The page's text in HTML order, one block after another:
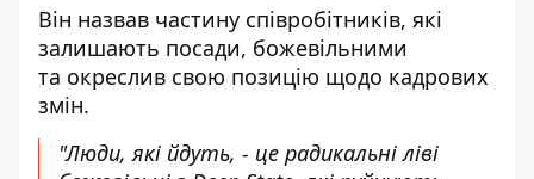
Він назвав частину співробітників, які
залишають посади, божевільними
та окреслив свою позицію щодо кадрових
змін.
"Люди, які йдуть, - це радикальні ліві